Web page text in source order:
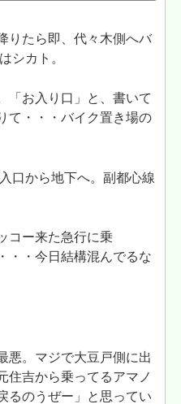
りたら即、代々木側へバ
シカト。
「お入り口」と、書いて
て・・・バイク置き場の
口から地下へ。副都心線
コー来た急行に乗
・・今日結構混んでるな
悪。マジで大豆戸側に出
住吉から乗ってるアマノ
るのうぜー」と思ってい